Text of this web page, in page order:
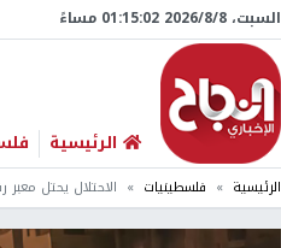
السبت، 8/‏8/‏2026 01:15:03 مساءً
الرئيسية
الرئيسية فلسطينيات الاحتلال يحتل